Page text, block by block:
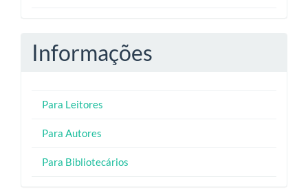
Informações
Para Leitores
Para Autores
Para Bibliotecários